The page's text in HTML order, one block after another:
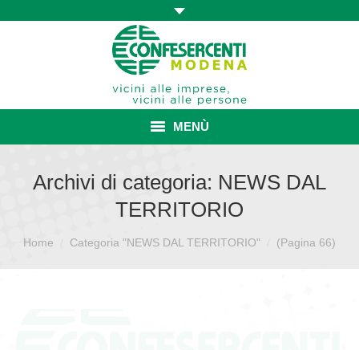
MENÙ
ASSOCIAZIONE
ISCRIZIONE E VANTAGGI
Archivi di categoria: NEWS DAL
TERRITORIO
Sei qui:
Home Categoria "NEWS DAL TERRITORIO" (Pagina 66)